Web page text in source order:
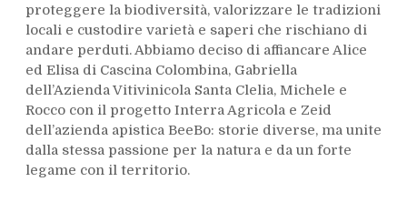
proteggere la biodiversità, valorizzare le tradizioni
locali e custodire varietà e saperi che rischiano di
andare perduti. Abbiamo deciso di affiancare Alice
ed Elisa di Cascina Colombina, Gabriella
dell’Azienda Vitivinicola Santa Clelia, Michele e
Rocco con il progetto Interra Agricola e Zeid
dell’azienda apistica BeeBo: storie diverse, ma unite
dalla stessa passione per la natura e da un forte
legame con il territorio.